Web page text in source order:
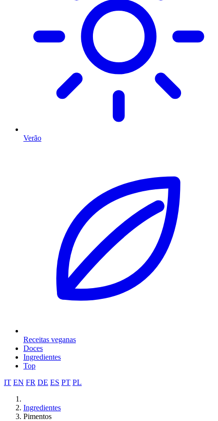
Verão
Receitas veganas
Doces
Ingredientes
Top
IT EN FR DE ES PT PL
Ingredientes
Pimentos